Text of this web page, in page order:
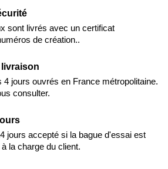
sont livrés avec un certificat
de création..
livraison
4 jours ouvrés en France métropolitaine.
consulter.
jours accepté si la bague d'essai est
la charge du client.